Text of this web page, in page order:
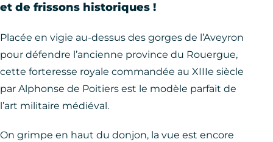
et de frissons historiques !
Placée en vigie au-dessus des gorges de l’Aveyron
pour défendre l’ancienne province du Rouergue,
cette forteresse royale commandée au XIIIe siècle
par Alphonse de Poitiers est le modèle parfait de
l’art militaire médiéval.
On grimpe en haut du donjon, la vue est encore